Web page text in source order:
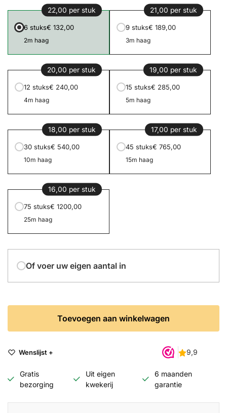
22,00 per stuk
6 stuks€ 132,00
2m haag
21,00 per stuk
9 stuks€ 189,00
3m haag
20,00 per stuk
12 stuks€ 240,00
4m haag
19,00 per stuk
15 stuks€ 285,00
5m haag
18,00 per stuk
30 stuks€ 540,00
10m haag
17,00 per stuk
45 stuks€ 765,00
15m haag
16,00 per stuk
75 stuks€ 1200,00
25m haag
Of voer uw eigen aantal in
Toevoegen aan winkelwagen
Wenslijst +
Gratis
bezorging
Uit eigen
kwekerij
6 maanden
garantie